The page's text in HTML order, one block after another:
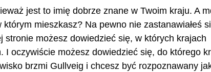
jest to imię dobrze znane w Twoim kraju. A
mieszkasz? Na pewno nie zastanawiałeś
możesz dowiedzieć się, w których krajach
oczywiście możesz dowiedzieć się, do którego
brzmi Gullveig i chcesz być rozpoznawany